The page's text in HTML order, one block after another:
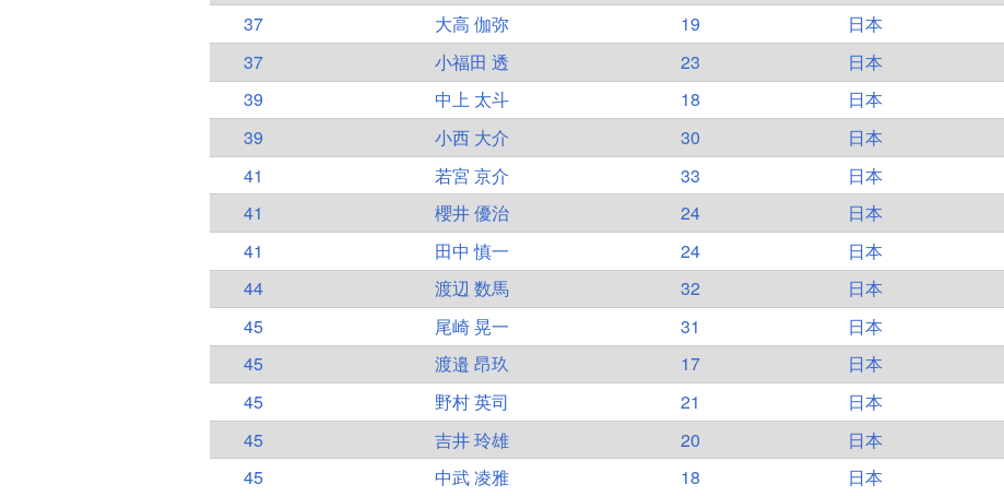
37
大高 伽弥 19 日本
37
小福田 透 23 日本
39
中上 太斗 18 日本
39
小西 大介 30 日本
41
若宮 京介 33 日本
41
櫻井 優治 24 日本
41
田中 慎一 24
日本
44
渡辺 数馬 32 日本
45
尾崎 晃一 31 日本
45
渡邉 昂玖 17
日本
45
野村 英司 21 日本
45
吉井 玲雄 20 日本
45
中武 凌雅 18 日本